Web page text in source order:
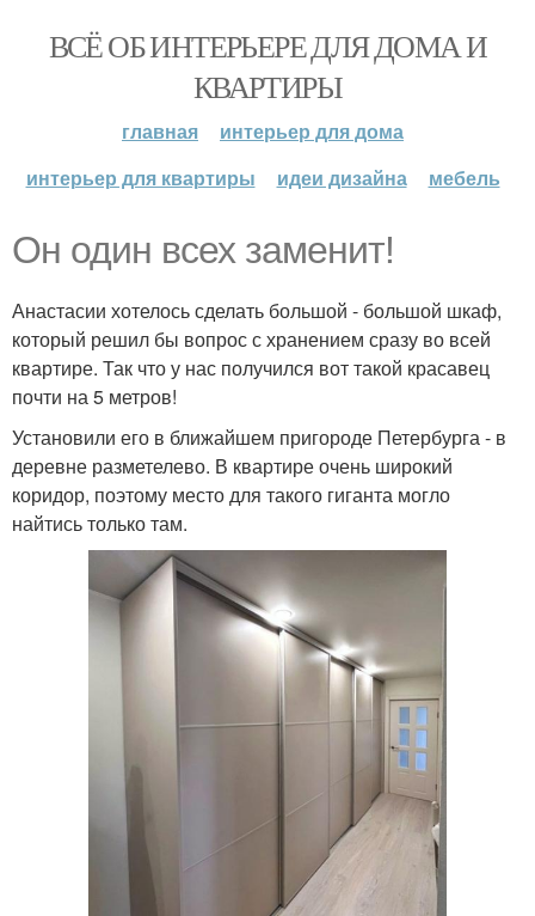
ВСЁ ОБ ИНТЕРЬЕРЕ ДЛЯ ДОМА И
КВАРТИРЫ
главная
интерьер для дома
интерьер для квартиры
идеи дизайна мебель
Он один всех заменит!
Анастасии хотелось сделать большой - большой шкаф,
который решил бы вопрос с хранением сразу во всей
квартире. Так что у нас получился вот такой красавец
почти на 5 метров!
Установили его в ближайшем пригороде Петербурга - в
деревне разметелево. В квартире очень широкий
коридор, поэтому место для такого гиганта могло
найтись только там.